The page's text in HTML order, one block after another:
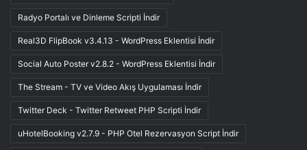
Radyo Portalı ve Dinleme Scripti İndir
Real3D FlipBook v3.4.13 - WordPress Eklentisi İndir
Social Auto Poster v2.8.2 - WordPress Eklentisi İndir
The Stream - TV ve Video Akış Uygulaması İndir
Twitter Deck - Twitter Retweet PHP Scripti İndir
uHotelBooking v2.7.9 - PHP Otel Rezervasyon Script İndir